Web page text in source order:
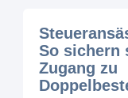
So sichern
Zugang zu